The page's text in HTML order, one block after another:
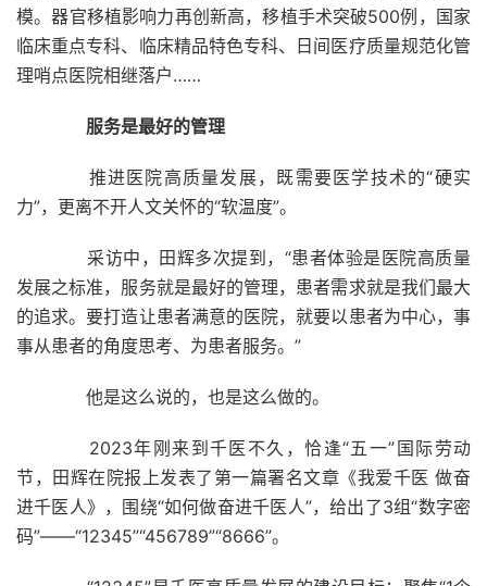
模。器官移植影响力再创新高，移植手术突破500例，国家
临床重点专科、临床精品特色专科、日间医疗质量规范化管
理哨点医院相继落户……
服务是最好的管理
推进医院高质量发展，既需要医学技术的“硬实
力”，更离不开人文关怀的“软温度”。
采访中，田辉多次提到，“患者体验是医院高质量
发展之标准，服务就是最好的管理，患者需求就是我们最大
的追求。要打造让患者满意的医院，就要以患者为中心，事
事从患者的角度思考、为患者服务。”
他是这么说的，也是这么做的。
2023年刚来到千医不久，恰逢“五一”国际劳动
节，田辉在院报上发表了第一篇署名文章《我爱千医 做奋
进千医人》，围绕“如何做奋进千医人”，给出了3组“数字密
码”——“12345”“456789”“8666”。